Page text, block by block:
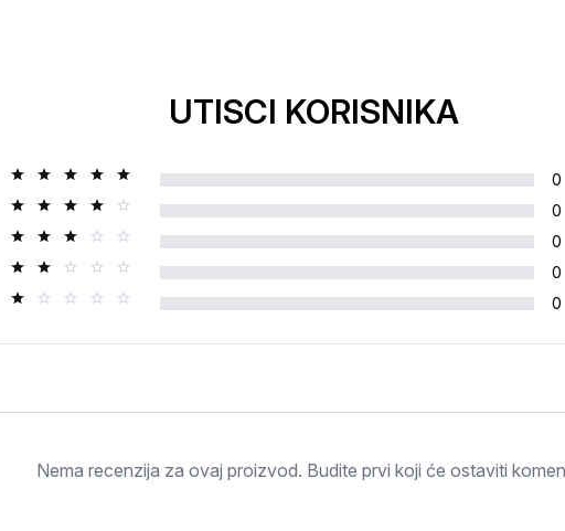
UTISCI KORISNIKA
0
0
0
0
0
Ocjena
Nema recenzija za ovaj proizvod. Budite prvi koji će ostaviti